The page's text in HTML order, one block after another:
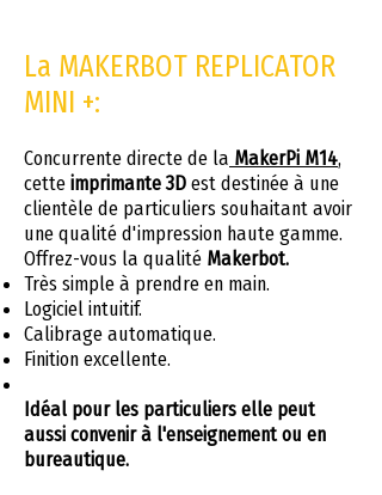
La MAKERBOT REPLICATOR
MINI +:
Concurrente directe de la MakerPi M14,
cetteimprimante 3Dest destinée à une
clientèle de particuliers souhaitant avoir
une qualité d'impression haute gamme.
Offrez-vous la qualité Makerbot.
Très simple à prendre en main.
Logiciel intuitif.
Calibrage automatique.
Finition excellente.
Idéal pour les particuliers elle peut
aussi convenir à l'enseignement ou en
bureautique.